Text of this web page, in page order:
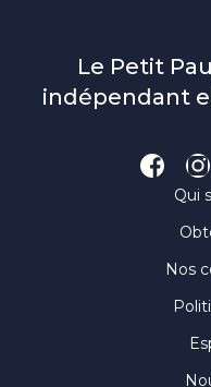
Le Petit
indépendant
Qui
Nos